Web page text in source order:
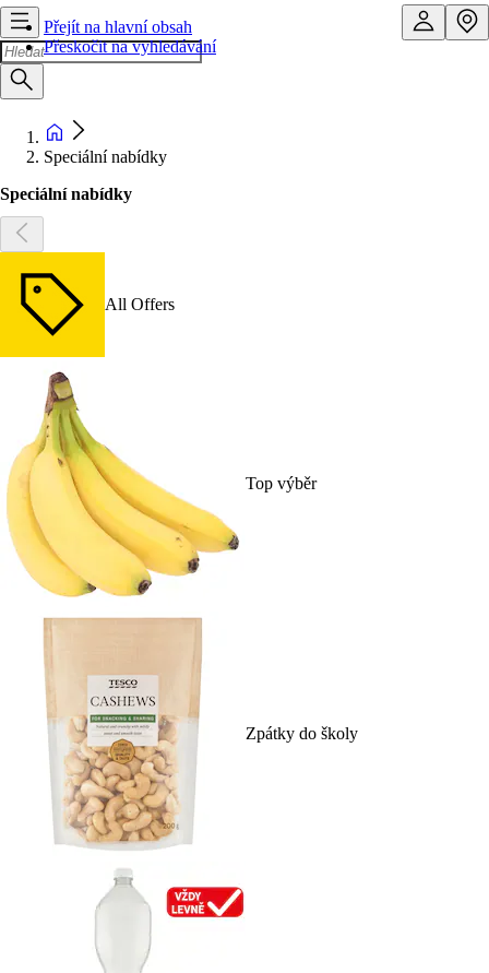
Přejít na hlavní obsah
Přeskočit na vyhledávání
Speciální nabídky
Speciální nabídky
All Offers
Top výběr
Zpátky do školy